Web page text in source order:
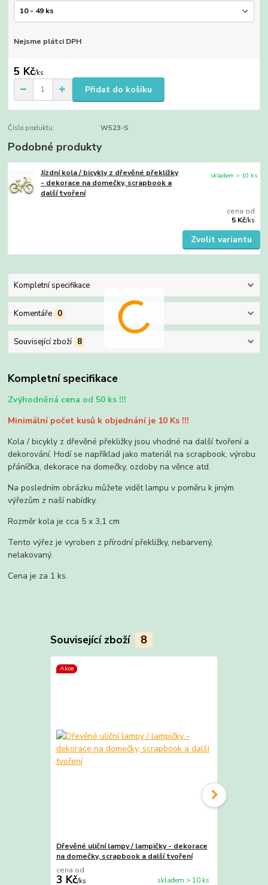
Nejsme plátci DPH
5 Kč/ks
Přidat do košíku
Číslo produktu: W523-S
Podobné produkty
Jízdní kola / bicykly z dřevěné překližky
- dekorace na domečky, scrapbook a
další tvoření
cena od
5 Kč/ks
skladem > 10 ks
Zvolit variantu
Kompletní specifikace
Komentáře 0
Související zboží 8
Kompletní specifikace
Zvýhodněná cena od 50 ks !!!
Minimální počet kusů k objednání je 10 Ks !!!
Kola / bicykly z dřevěné překližky jsou vhodné na další tvoření a
dekorování. Hodí se například jako materiál na scrapbook, výrobu
přáníčka, dekorace na domečky, ozdoby na věnce atd.
Na posledním obrázku můžete vidět lampu v poměru k jiným
výřezům z naší nabídky.
Rozměr kola je cca 5 x 3,1 cm
Tento výřez je vyroben z přírodní překližky, nebarvený,
nelakovaný.
Cena je za 1 ks.
Související zboží 8
Akce
Dřevěné uliční lampy / lampičky - dekorace
na domečky, scrapbook a další tvoření
cena od
3 Kč/ks skladem > 10 ks